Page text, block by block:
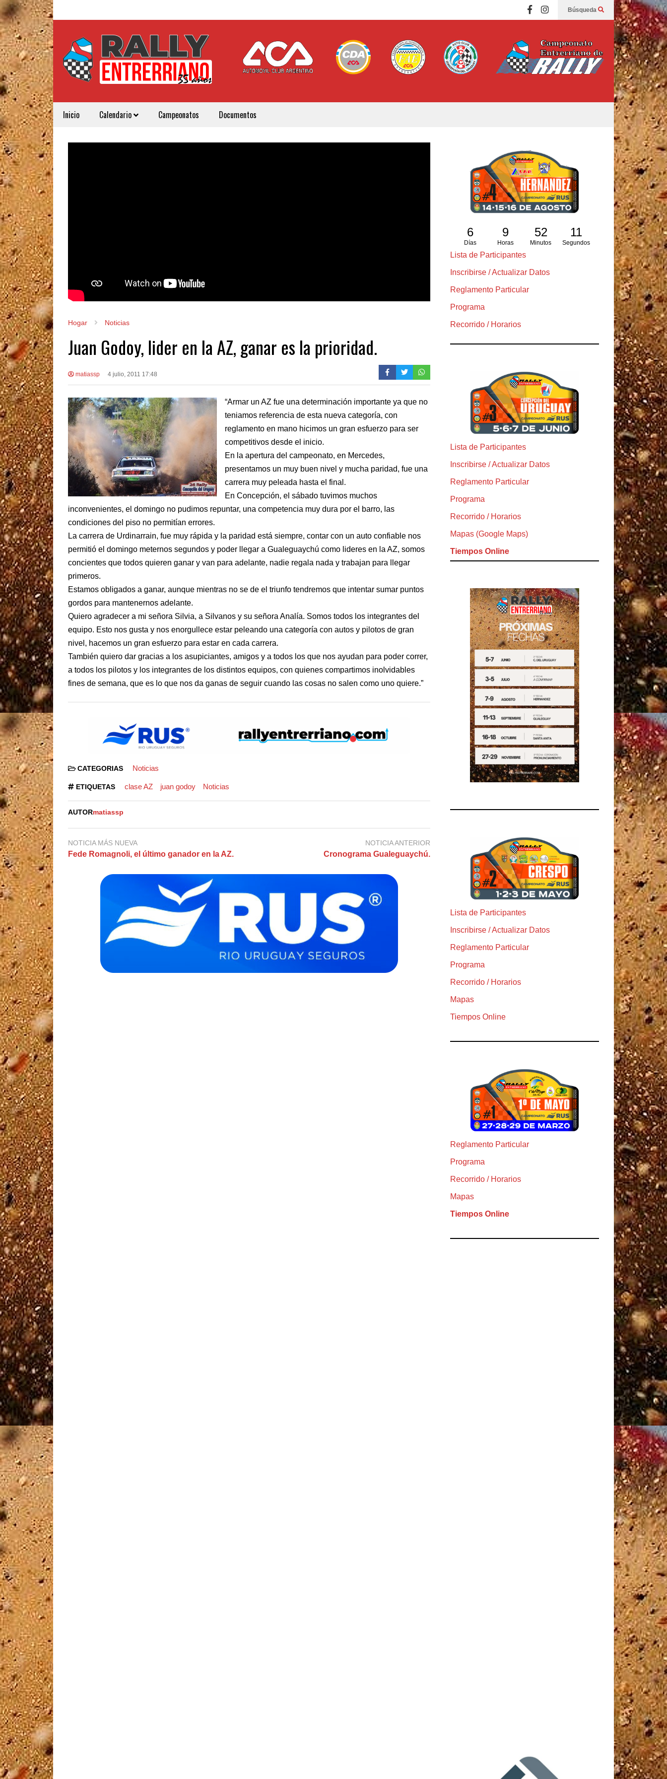
Búsqueda
Inicio Calendario Campeonatos Documentos
Hogar Noticias
Juan Godoy, lider en la AZ, ganar es la prioridad.
matiassp 4 julio, 2011 17:48
“Armar un AZ fue una determinación importante ya que no
teniamos referencia de esta nueva categoría, con
reglamento en mano hicimos un gran esfuerzo para ser
competitivos desde el inicio.
En la apertura del campeonato, en Mercedes,
presentamos un muy buen nivel y mucha paridad, fue una
carrera muy peleada hasta el final.
En Concepción, el sábado tuvimos muchos
inconvenientes, el domingo no pudimos repuntar, una competencia muy dura por el barro, las
condiciones del piso no permitían errores.
La carrera de Urdinarrain, fue muy rápida y la paridad está siempre, contar con un auto confiable nos
permitió el domingo meternos segundos y poder llegar a Gualeguaychú como lideres en la AZ, somos
concientes que todos quieren ganar y van para adelante, nadie regala nada y trabajan para llegar
primeros.
Estamos obligados a ganar, aunque mientras no se de el triunfo tendremos que intentar sumar puntos
gordos para mantenernos adelante.
Quiero agradecer a mi señora Silvia, a Silvanos y su señora Analía. Somos todos los integrantes del
equipo. Esto nos gusta y nos enorgullece estar peleando una categoría con autos y pilotos de gran
nivel, hacemos un gran esfuerzo para estar en cada carrera.
También quiero dar gracias a los asupiciantes, amigos y a todos los que nos ayudan para poder correr,
a todos los pilotos y los integrantes de los distintos equipos, con quienes compartimos inolvidables
fines de semana, que es lo que nos da ganas de seguir cuando las cosas no salen como uno quiere.”
CATEGORIAS Noticias
ETIQUETAS clase AZ juan godoy Noticias
AUTORmatiassp
NOTICIA MÁS NUEVA
Fede Romagnoli, el último ganador en la AZ.
NOTICIA ANTERIOR
Cronograma Gualeguaychú.
6
Días
9
Horas
52
Minutos
9
Segundos
Lista de Participantes
Inscribirse / Actualizar Datos
Reglamento Particular
Programa
Recorrido / Horarios
Lista de Participantes
Inscribirse / Actualizar Datos
Reglamento Particular
Programa
Recorrido / Horarios
Mapas (Google Maps)
Tiempos Online
Lista de Participantes
Inscribirse / Actualizar Datos
Reglamento Particular
Programa
Recorrido / Horarios
Mapas
Tiempos Online
Reglamento Particular
Programa
Recorrido / Horarios
Mapas
Tiempos Online